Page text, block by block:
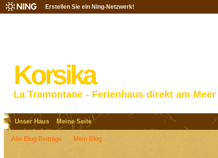
Erstellen Sie ein Ning-Netzwerk!
Korsika
La Tramontane - Ferienhaus direkt am Meer
Unser Haus Meine Seite
Alle Blog-Beiträge Mein Blog